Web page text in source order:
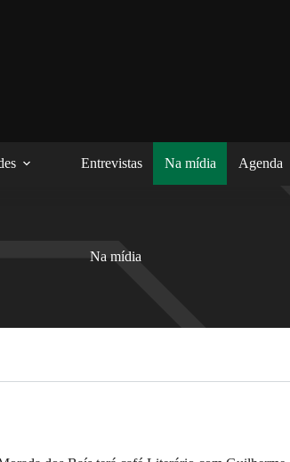
Entrevistas Na mídia Agenda
Na mídia